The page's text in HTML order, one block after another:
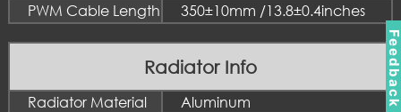
PWM Cable Length
350±10mm /13.8±0.4inches
Radiator Info
Radiator Material
Aluminum